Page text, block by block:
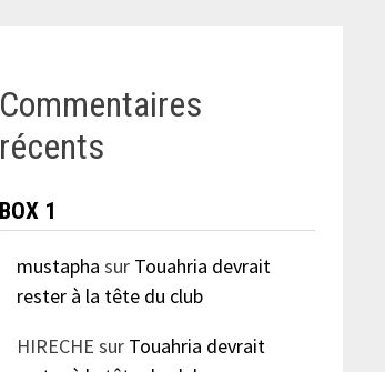
Commentaires
récents
BOX 1
mustapha sur Touahria devrait
rester à la tête du club
HIRECHE sur Touahria devrait